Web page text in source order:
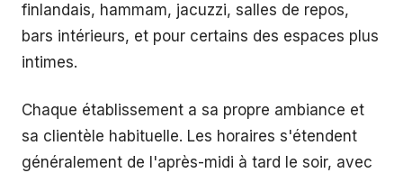
finlandais, hammam, jacuzzi, salles de repos,
bars intérieurs, et pour certains des espaces plus
intimes.
Chaque établissement a sa propre ambiance et
sa clientèle habituelle. Les horaires s'étendent
généralement de l'après-midi à tard le soir, avec